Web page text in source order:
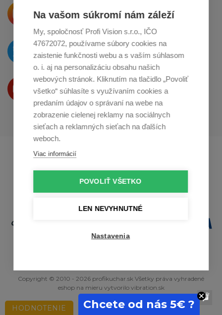
Na vašom súkromí nám záleží
My, spoločnosť Profi Vision s.r.o., IČO
47672072, používame súbory cookies na
zaistenie funkčnosti webu a s vaším súhlasom
o. i. aj na personalizáciu obsahu našich
webových stránok. Kliknutím na tlačidlo „Povoliť
všetko“ súhlasíte s využívaním cookies a
predaním údajov o správaní na webe na
zobrazenie cielenej reklamy na sociálnych
sieťach a reklamných sieťach na ďalších
weboch.
Viac informácií
POVOLIŤ VŠETKO
LEN NEVYHNUTNÉ
Nastavenia
o zdieľanie naInstagrame
O novinkách píšeme
naTwitteri
Produkty Vám predstavujeme
naYoutube
Profikuchař.cz
Copyright © 2010 - 2026 profikuchar.sk Všetky práva vyhradené
eshop na mieru vytvorilo vibration.sk
HODNOTENIE Chcete od nás 5€ ?